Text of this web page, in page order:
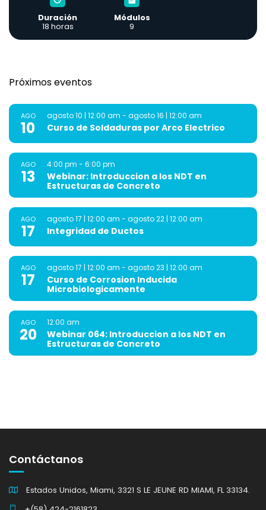
Duración
18 horas
Módulos
9
Próximos eventos
AGO
10
agosto 10 | 12:00 am - agosto 16 | 12:00 am
Curso de Soldaduras por Arco Electrico
AGO
13
4:00 pm - 6:00 pm
Webinar: Introduccion a los NDT en
Estructuras de Concreto
AGO
17
agosto 17 | 12:00 am - agosto 22 | 12:00 am
Integridad de Ductos
AGO
17
agosto 17 | 12:00 am - agosto 23 | 12:00 am
Curso de Corrosion Inducida
Microbiologicamente
AGO
20
12:00 am
Webinar 064: Introduccion a los NDT en
Estructuras de Concreto
Contáctanos
Estados Unidos, Miami, 3321 S LE JEUNE RD MIAMI, FL 33134.